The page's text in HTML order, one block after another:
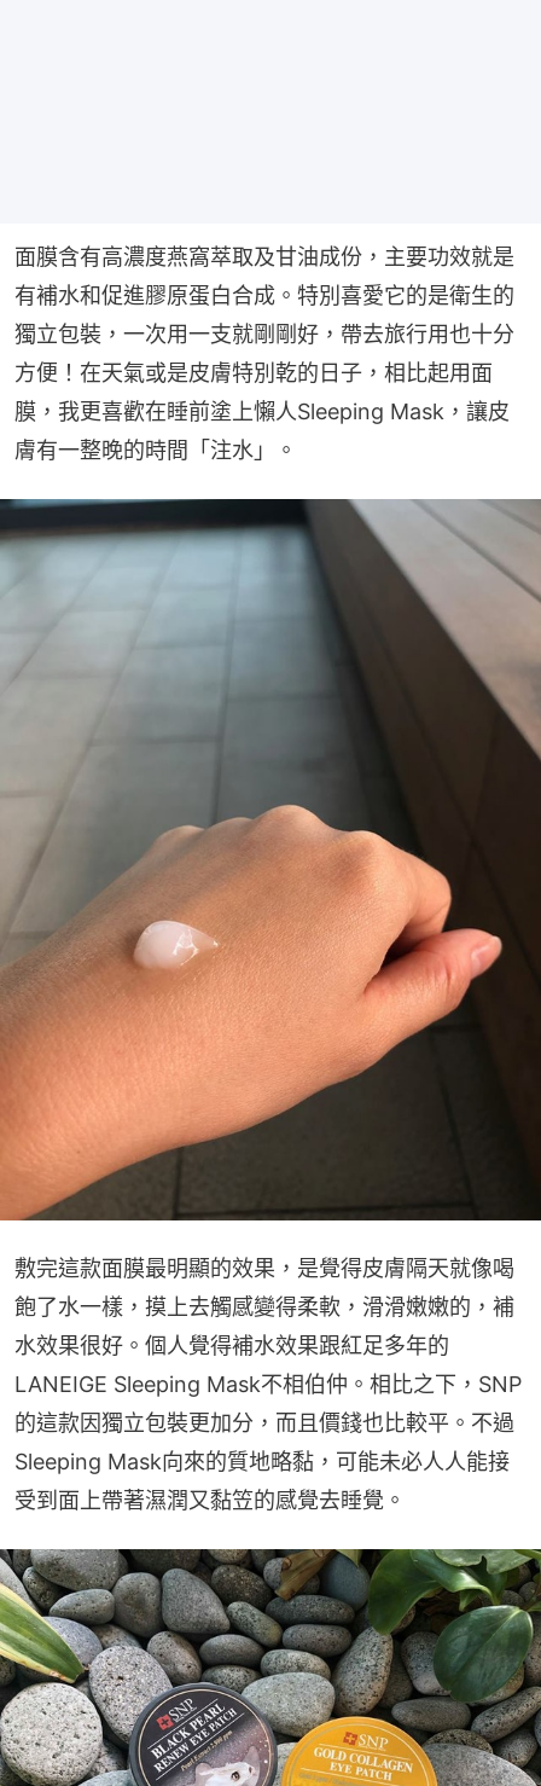
面膜含有高濃度燕窩萃取及甘油成份，主要功效就是
有補水和促進膠原蛋白合成。特別喜愛它的是衛生的
獨立包裝，一次用一支就剛剛好，帶去旅行用也十分
方便！在天氣或是皮膚特別乾的日子，相比起用面
膜，我更喜歡在睡前塗上懶人Sleeping Mask，讓皮
膚有一整晚的時間「注水」。
敷完這款面膜最明顯的效果，是覺得皮膚隔天就像喝
飽了水一樣，摸上去觸感變得柔軟，滑滑嫩嫩的，補
水效果很好。個人覺得補水效果跟紅足多年的
LANEIGE Sleeping Mask不相伯仲。相比之下，SNP
的這款因獨立包裝更加分，而且價錢也比較平。不過
Sleeping Mask向來的質地略黏，可能未必人人能接
受到面上帶著濕潤又黏笠的感覺去睡覺。